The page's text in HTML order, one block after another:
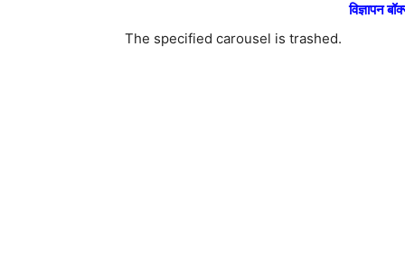
विज्ञापन
The specified carousel is trashed.